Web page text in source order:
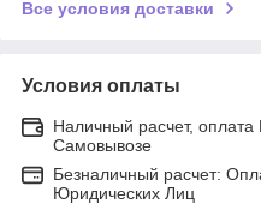
Все условия доставки
Условия оплаты
Наличный расчет,
Самовывозе
Безналичный расчет:
Юридических Лиц